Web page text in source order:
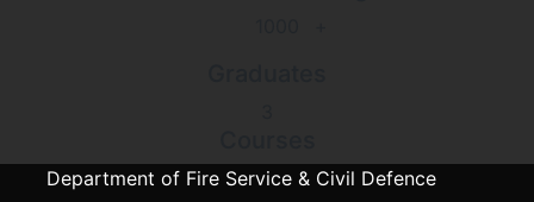
Department of Fire Service & Civil Defence